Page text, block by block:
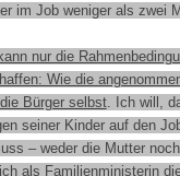
im Job weniger als zwei
nur die
Wie die
Bürger selbst. Ich will,
seiner Kinder auf den
– weder die Mutter noch
als Familienministerin